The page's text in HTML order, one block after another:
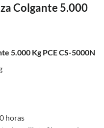
Colgante 5.000
5.000 Kg PCE CS-5000N
horas